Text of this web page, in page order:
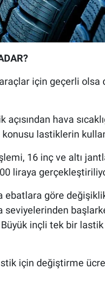
için geçerli olsa
hava
lastiklerin
16 inç ve altı
liraya
ebatlara göre
seviyelerinden
Büyük inçli tek bir
için değiştirme